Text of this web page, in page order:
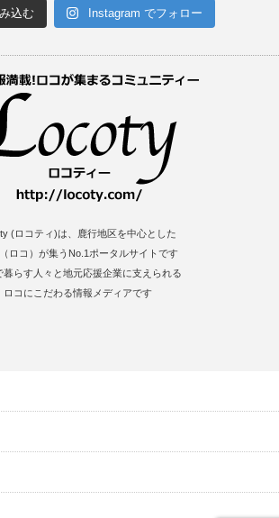
込む Instagram でフォロー
(ロコティ)は、鹿行地区を中心とした
ロコ）が集うNo.1ポータルサイトです
暮らす人々と地元応援企業に支えられる
ロコにこだわる情報メディアです